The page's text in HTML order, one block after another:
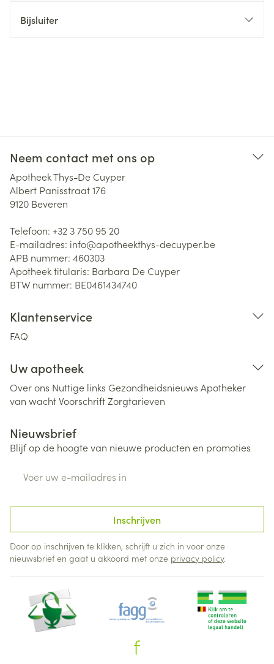
Bijsluiter
Neem contact met ons op
Apotheek Thys-De Cuyper
Albert Panisstraat 176
9120 Beveren
Telefoon: +32 3 750 95 20
E-mailadres: info@apotheekthys-decuyper.be
APB nummer: 460303
Apotheek titularis: Barbara De Cuyper
BTW nummer: BE0461434740
Klantenservice
FAQ
Uw apotheek
Over ons Nuttige links Gezondheidsnieuws Apotheker
van wachtVoorschriftZorgtarieven
Nieuwsbrief
Blijf op de hoogte van nieuwe producten en promoties
Inschrijven
Door op inschrijven te klikken, schrijft u zich in voor onze
nieuwsbrief en gaat u akkoord met onze privacy policy.